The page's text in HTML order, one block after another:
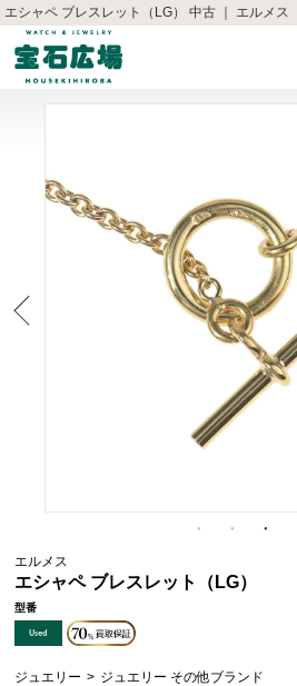
エシャペ ブレスレット（LG） 中古 ｜ エルメス
エルメス
エシャペ ブレスレット（LG）
型番
ジュエリー > ジュエリー その他ブランド